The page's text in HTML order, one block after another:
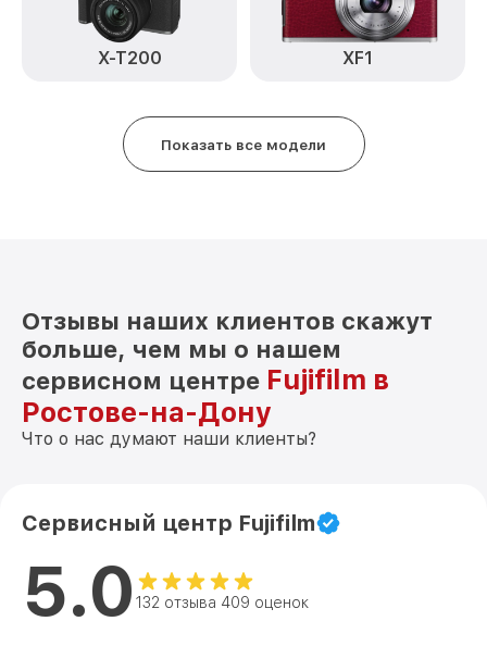
Замена микрофона X-T30 Fujifilm от 2700₽
Программный ремонт X-T30 Fujifilm
X-T200 XF1
Показать все модели
Отзывы наших клиентов скажут
больше, чем мы о нашем
сервисном центре Fujifilm в
Ростове-на-Дону
Что о нас думают наши клиенты?
Сервисный центр Fujifilm
5.0 132 отзыва 409 оценок